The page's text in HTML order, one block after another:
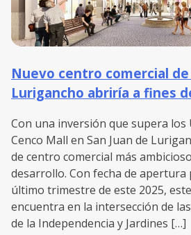
Nuevo centro comercial de
Lurigancho abriría a fines
Con una inversión que supera los
Cenco Mall en San Juan de
de centro comercial más
desarrollo. Con fecha de apertura
último trimestre de este 2025,
encuentra en la intersección de
de la Independencia y Jardines […]